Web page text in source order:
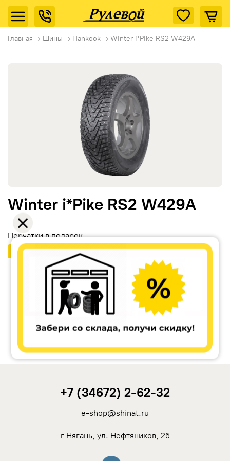
Главная → Шины → Hankook → Winter i*Pike RS2 W429A
Ikon Tyres (Nokian Tyres)
Tunga
Winter i*Pike RS2 W429A
Перчатки в подарок
Бесплатный шиномонтаж
+7 (34672) 2-62-32
e-shop@shinat.ru
г Нягань, ул. Нефтяников, 2б